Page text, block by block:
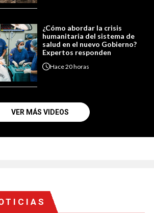
¿Cómo abordar la crisis
humanitaria del sistema de
salud en el nuevo Gobierno?
Expertos responden
Hace20 horas
VER MÁS VIDEOS